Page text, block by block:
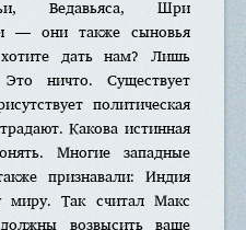
Ведавьяса, Шри
— они также сыновья
дать нам? Лишь
ничто. Существует
политическая
Какова истинная
Многие западные
признавали: Индия
миру. Так считал Макс
возвысить ваше